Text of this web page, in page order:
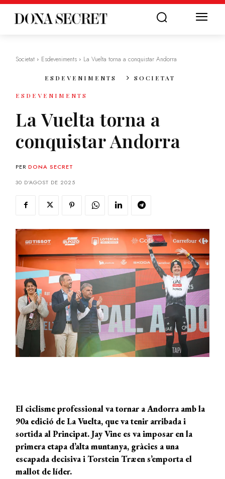
Societat Esdeveniments La Vuelta torna a conquistar Andorra
ESDEVENIMENTS SOCIETAT
ESDEVENIMENTS
La Vuelta torna a
conquistar Andorra
PER DONA SECRET
30 D'AGOST DE 2025
El ciclisme professional va tornar a Andorra amb la
90a edició de La Vuelta, que va tenir arribada i
sortida al Principat. Jay Vine es va imposar en la
primera etapa d’alta muntanya, gràcies a una
escapada decisiva i Torstein Træen s’emporta el
mallot de líder.